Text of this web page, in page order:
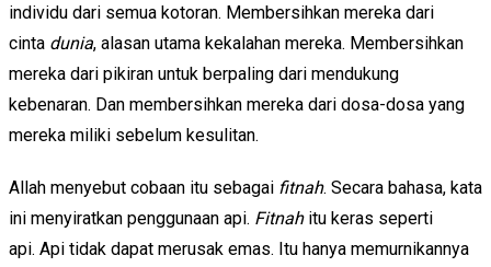
individu dari semua kotoran. Membersihkan mereka dari
cinta dunia, alasan utama kekalahan mereka. Membersihkan
mereka dari pikiran untuk berpaling dari mendukung
kebenaran. Dan membersihkan mereka dari dosa-dosa yang
mereka miliki sebelum kesulitan.
Allah menyebut cobaan itu sebagai fitnah. Secara bahasa, kata
ini menyiratkan penggunaan api. Fitnahitu keras seperti
api. Api tidak dapat merusak emas. Itu hanya memurnikannya